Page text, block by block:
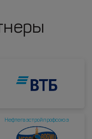
Нефтегазстройпрофсоюз